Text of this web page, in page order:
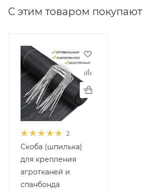
С этим товаром покупают
2
Скоба (шпилька)
для крепления
агротканей и
спанбонда